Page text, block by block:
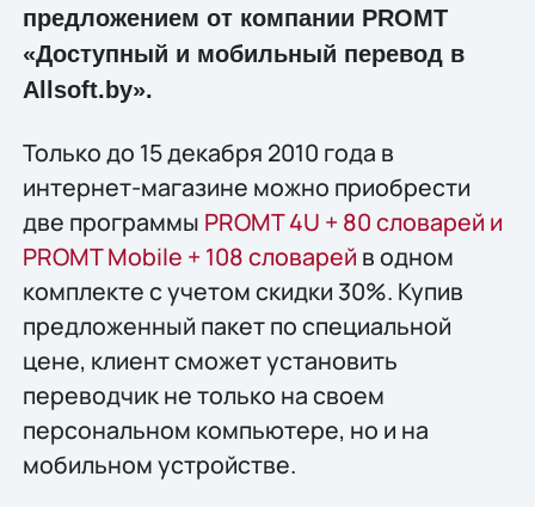
предложением от компании PROMT
«Доступный и мобильный перевод в
Allsoft.by».
Только до 15 декабря 2010 года в
интернет-магазине можно приобрести
две программы PROMT 4U + 80 словарей и
PROMT Mobile + 108 словарей в одном
комплекте с учетом скидки 30%. Купив
предложенный пакет по специальной
цене, клиент сможет установить
переводчик не только на своем
персональном компьютере, но и на
мобильном устройстве.